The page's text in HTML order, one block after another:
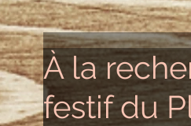
À la
festif du